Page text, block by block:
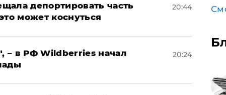
депортировать часть
может коснуться
20:44
– в РФ Wildberries начал
20:24